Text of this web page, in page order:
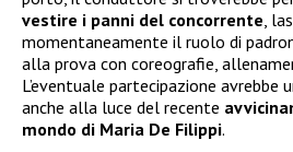
vestire i panni del concorrente,
momentaneamente il ruolo di
alla prova con coreografie,
L’eventuale partecipazione avrebbe
anche alla luce del recente
mondo di Maria De Filippi.